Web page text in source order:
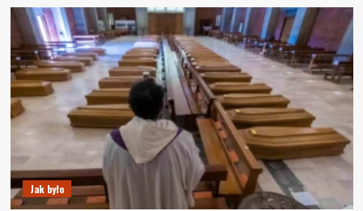
o
30.04.
Fale,
których
jeszcze
nie
znamy
Jak było